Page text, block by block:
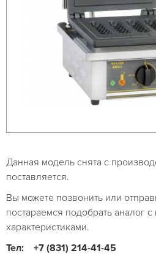
Данная модель снята с
поставляется.
Вы можете позвонить или
постараемся подобрать аналог
характеристиками.
Тел:
+7 (831) 214-41-45